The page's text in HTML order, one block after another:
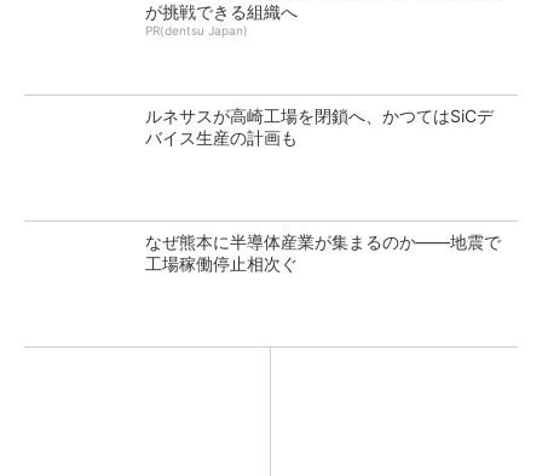
が挑戦できる組織へ
PR(dentsu Japan)
ルネサスが高崎工場を閉鎖へ、かつてはSiCデ
バイス生産の計画も
なぜ熊本に半導体産業が集まるのか――地震で
工場稼働停止相次ぐ